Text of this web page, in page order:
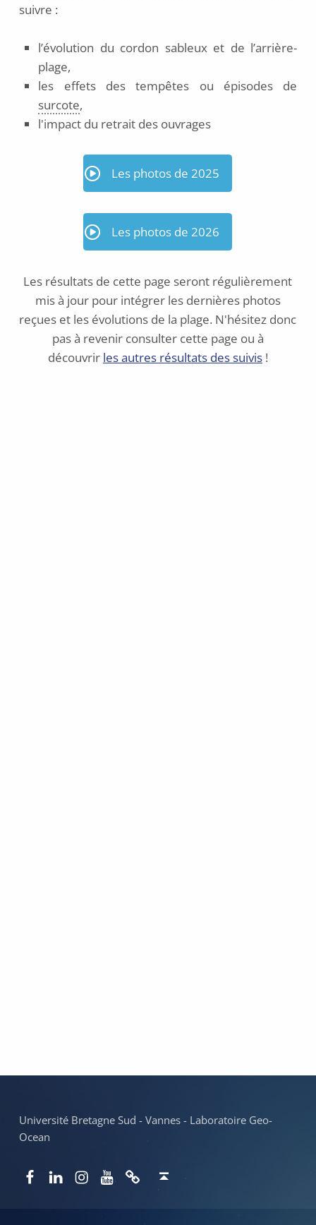
suivre :
l’évolution du cordon sableux et de l’arrière-
plage,
les effets des tempêtes ou épisodes de
surcote,
l'impact du retrait des ouvrages
Les photos de 2025
Les photos de 2026
Les résultats de cette page seront régulièrement
mis à jour pour intégrer les dernières photos
reçues et les évolutions de la plage. N'hésitez donc
pas à revenir consulter cette page ou à
découvrir les autres résultats des suivis!
Université Bretagne Sud - Vannes - Laboratoire Geo-
Ocean